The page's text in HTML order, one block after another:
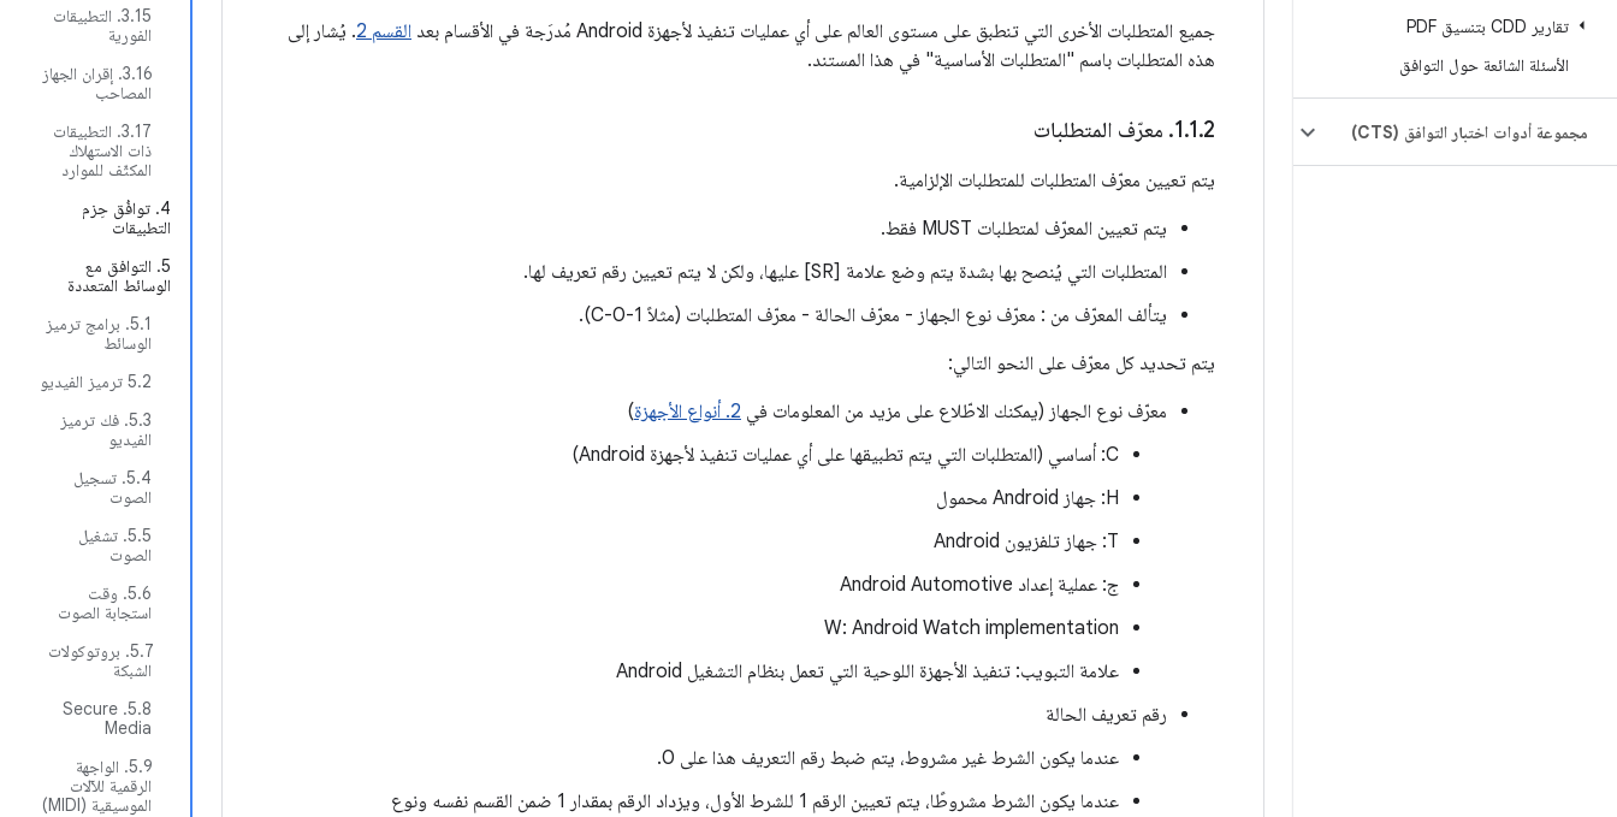
تقارير CDD بتنسيق PDF
الأسئلة الشائعة حول التوافق
مجموعة أدوات اختبار التوافق (CTS)
‫3.15. التطبيقات
الفورية
‫3.16. إقران الجهاز
المصاحب
3.17. التطبيقات
ذات الاستهلاك
المكثّف للموارد
4. توافُق حِزم
التطبيقات
5. التوافق مع
الوسائط المتعددة
5.1. برامج ترميز
الوسائط
‫5.2 ترميز الفيديو
5.3. فك ترميز
الفيديو
5.4. تسجيل
الصوت
‫5.5. تشغيل
الصوت
5.6. وقت
استجابة الصوت
‫5.7. بروتوكولات
الشبكة
‫5.8. Secure
Media
5.9. الواجهة
الرقمية للآلات
الموسيقية (MIDI)
جميع المتطلبات الأخرى التي تنطبق على مستوى العالم على أي عمليات تنفيذ لأجهزة Android مُدرَجة في الأقسام بعد
القسم 2
. يُشار إلى
هذه المتطلبات باسم "المتطلبات الأساسية" في هذا المستند.
‫1.1.2
. معرّف المتطلبات
يتم تعيين معرّف المتطلبات للمتطلبات الإلزامية.
يتم تعيين المعرّف لمتطلبات MUST فقط.
المتطلبات التي يُنصح بها بشدة يتم وضع علامة [SR] عليها، ولكن لا يتم تعيين رقم تعريف لها.
يتألف المعرّف من : معرّف نوع الجهاز - معرّف الحالة - معرّف المتطلبات (مثلاً C-0-1).
يتم تحديد كل معرّف على النحو التالي:
معرّف نوع الجهاز (يمكنك الاطّلاع على مزيد من المعلومات في 2. أنواع الأجهزة
)
C: أساسي (المتطلبات التي يتم تطبيقها على أي عمليات تنفيذ لأجهزة Android)
H: جهاز Android محمول
T: جهاز تلفزيون Android
ج: عملية إعداد Android Automotive
W: Android Watch implementation
علامة التبويب: تنفيذ الأجهزة اللوحية التي تعمل بنظام التشغيل Android
رقم تعريف الحالة
عندما يكون الشرط غير مشروط، يتم ضبط رقم التعريف هذا على 0.
عندما يكون الشرط مشروطًا، يتم تعيين الرقم 1 للشرط الأول، ويزداد الرقم بمقدار 1 ضمن القسم نفسه ونوع